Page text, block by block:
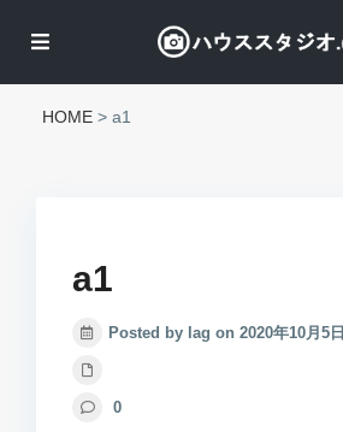
HOME > a1
a1
Posted by lag on 2020年10月5日
0